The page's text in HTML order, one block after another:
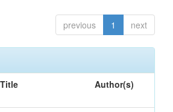
previous 1 next
Title Author(s)